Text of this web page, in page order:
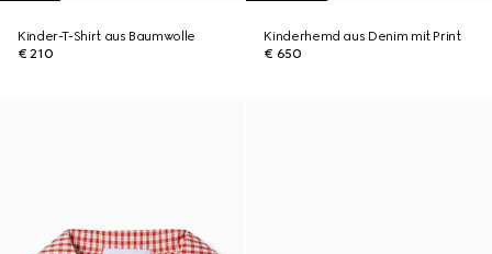
Kinder-T-Shirt aus Baumwolle
€ 210
Kinderhemd aus Denim mit Print
€ 650